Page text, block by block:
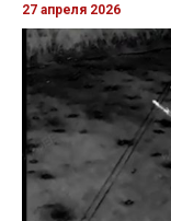
27 апреля 2026